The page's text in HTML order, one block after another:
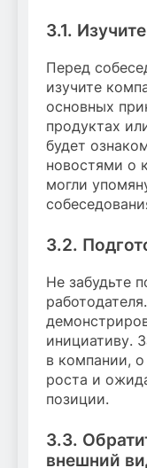
3.1.
Перед
изучите
основных
продуктах
будет
новостями о
могли
3.2.
Не забудьте
инициативу.
в компании,
роста и
позиции.
3.3.
внешний